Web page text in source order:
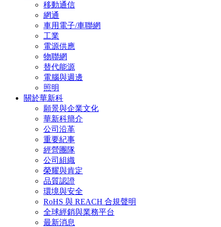
移動通信
網通
車用電子/車聯網
工業
電源供應
物聯網
替代能源
電腦與週邊
照明
關於華新科
願景與企業文化
華新科簡介
公司沿革
重要紀事
經營團隊
公司組織
榮耀與肯定
品質認證
環境與安全
RoHS 與 REACH 合規聲明
全球經銷與業務平台
最新消息